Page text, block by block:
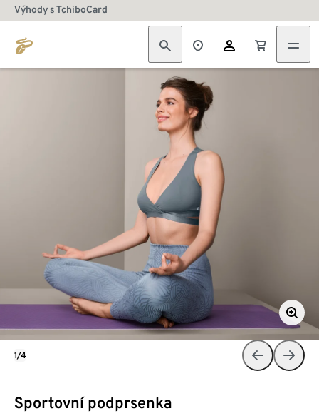
Výhody s TchiboCard
Sportovní podprsenka
1/4